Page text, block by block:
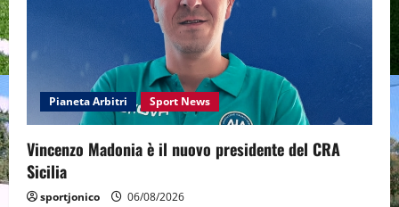
Pianeta Arbitri Sport News
Vincenzo Madonia è il nuovo presidente del CRA
Sicilia
sportjonico 06/08/2026